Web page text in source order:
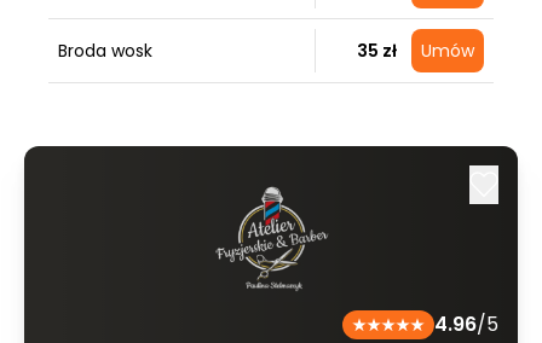
Broda wosk 35 zł Umów
4.96/5